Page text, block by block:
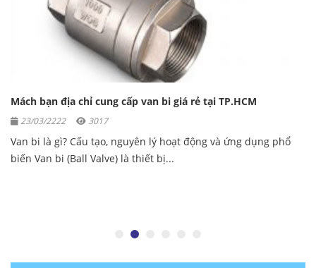
Đơn vị cung cấp van một chiều được nhiều người lựa chọn
06/04/2222 3108
Van một chiều được tìm thấy ở khắp mọi nơi, bao gồm cả dân
dụng và trong công nghiệp. Chúng...